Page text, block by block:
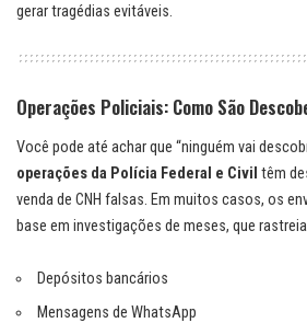
gerar tragédias evitáveis.
Operações Policiais: Como São
Você pode até achar que “ninguém vai
operações da Polícia Federal e Civil têm
venda de CNH falsas. Em muitos casos, os
base em investigações de meses, que
Depósitos bancários
Mensagens de WhatsApp